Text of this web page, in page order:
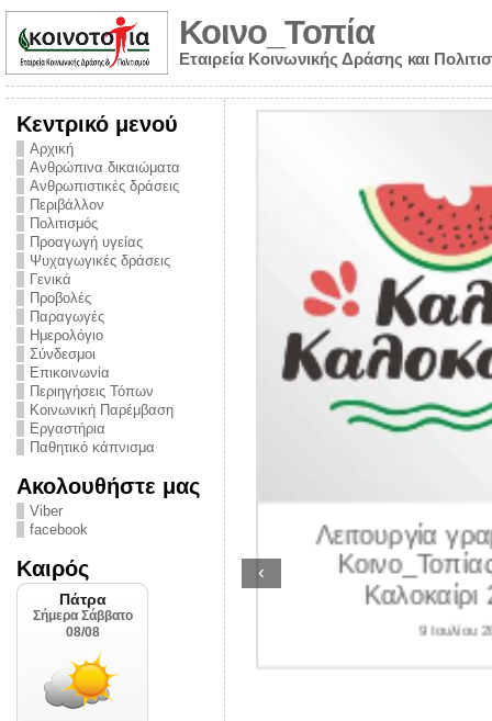
Κοινο_Τοπία
Εταιρεία Κοινωνικής Δράσης και
Κεντρικό μενού
Αρχική
Ανθρώπινα δικαιώματα
Ανθρωπιστικές δράσεις
Περιβάλλον
Πολιτισμός
Προαγωγή υγείας
Ψυχαγωγικές δράσεις
Γενικά
Προβολές
Παραγωγές
Ημερολόγιο
Σύνδεσμοι
Επικοινωνία
Περιηγήσεις Τόπων
Κοινωνική Παρέμβαση
Εργαστήρια
Παθητικό κάπνισμα
Ακολουθήστε μας
Viber
facebook
Καιρός
από την
την ημέρα
και
στο
2026
Λειτουργία
Κοινο_Τοπίας
Καλοκαίρι
9 Ιουλίου
‹